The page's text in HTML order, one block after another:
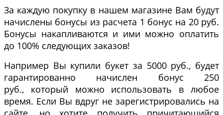
За каждую покупку в нашем магазине Вам будут
начислены бонусы из расчета 1 бонус на 20 руб.
Бонусы накапливаются и ими можно оплатить
до 100% следующих заказов!
Например Вы купили букет за 5000 руб., будет
гарантированно начислен бонус 250
руб., который можно использовать в любое
время. Если Вы вдруг не зарегистрировались на